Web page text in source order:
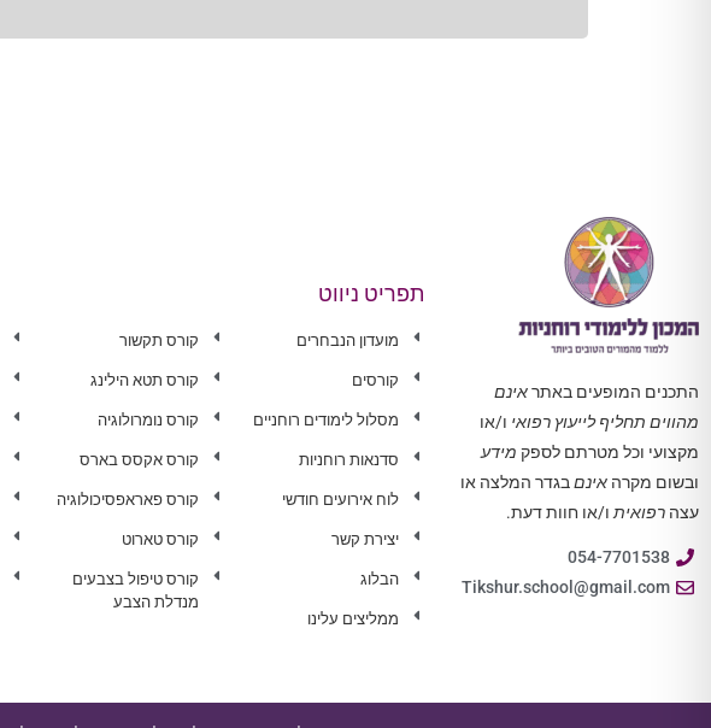
התכנים המופעים באתראינם
מהווים תחליף לייעוץ רפואי ו/או
מקצועי וכל מטרתם לספק מידע
ובשום מקרה אינםבגדר המלצה או
עצה רפואית ו/או חוות דעת.
054-7701538
Tikshur.school@gmail.com
תפריט ניווט
מועדון הנבחרים
קורסים
מסלול לימודים רוחניים
סדנאות רוחניות
לוח אירועים חודשי
יצירת קשר
הבלוג
ממליצים עלינו
קורס תקשור
קורס תטא הילינג
קורס נומרולוגיה
קורס אקסס בארס
קורס פאראפסיכולוגיה
קורס טארוט
קורס טיפול בצבעים
מנדלת הצבע